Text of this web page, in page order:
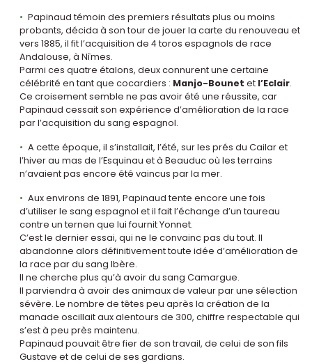
Papinaud témoin des premiers résultats plus ou moins
probants, décida à son tour de jouer la carte du renouveau et
vers 1885, il fit l’acquisition de 4 toros espagnols de race
Andalouse, à Nîmes.
Parmi ces quatre étalons, deux connurent une certaine
célébrité en tant que cocardiers : Manjo-Bounet et l’Eclair.
Ce croisement semble ne pas avoir été une réussite, car
Papinaud cessait son expérience d’amélioration de la race
par l’acquisition du sang espagnol.
A cette époque, il s’installait, l’été, sur les prés du Cailar et
l’hiver au mas de l’Esquinau et à Beauduc où les terrains
n’avaient pas encore été vaincus par la mer.
Aux environs de 1891, Papinaud tente encore une fois
d’utiliser le sang espagnol et il fait l’échange d’un taureau
contre un ternen que lui fournit Yonnet.
C’est le dernier essai, qui ne le convainc pas du tout. Il
abandonne alors définitivement toute idée d’amélioration de
la race par du sang Ibère.
Il ne cherche plus qu’à avoir du sang Camargue.
Il parviendra à avoir des animaux de valeur par une sélection
sévère. Le nombre de têtes peu après la création de la
manade oscillait aux alentours de 300, chiffre respectable qui
s’est à peu près maintenu.
Papinaud pouvait être fier de son travail, de celui de son fils
Gustave et de celui de ses gardians.